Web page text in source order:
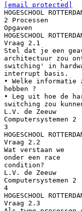
[email protected]
HOGESCHOOL
2 Processen
Opgaven
HOGESCHOOL
Vraag 2.1
Stel dat je een
architectuur zou
switching' in
interrupt basis.
• Welke informatie
hebben ?
• Leg uit hoe de
switching zou
L.V. de Zeeuw
Computersystemen 2
3
HOGESCHOOL
Vraag 2.2
Wat verstaan we
onder een race
condition?
L.V. de Zeeuw
Computersystemen 2
4
HOGESCHOOL
Vraag 2.3